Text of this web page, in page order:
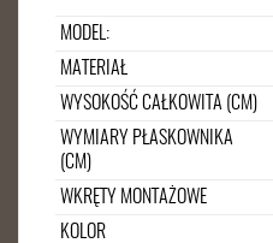
MODEL:
MATERIAŁ
WYSOKOŚĆ CAŁKOWITA (CM)
WYMIARY PŁASKOWNIKA
(CM)
WKRĘTY MONTAŻOWE
KOLOR